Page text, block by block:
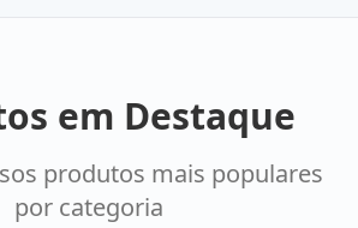
em Destaque
produtos mais populares
por categoria